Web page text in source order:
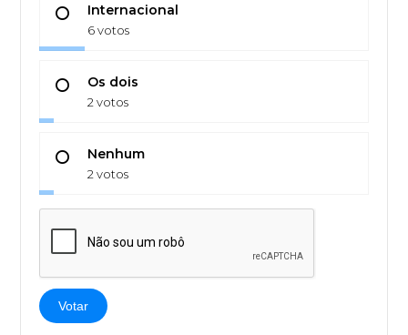
Internacional
6 votos
Os dois
2 votos
Nenhum
2 votos
Votar